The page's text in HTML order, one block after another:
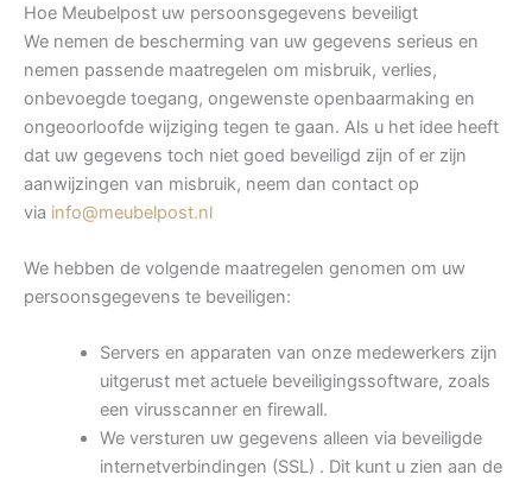
Hoe Meubelpost uw persoonsgegevens beveiligt
We nemen de bescherming van uw gegevens serieus en
nemen passende maatregelen om misbruik, verlies,
onbevoegde toegang, ongewenste openbaarmaking en
ongeoorloofde wijziging tegen te gaan. Als u het idee heeft
dat uw gegevens toch niet goed beveiligd zijn of er zijn
aanwijzingen van misbruik, neem dan contact op
via info@meubelpost.nl
We hebben de volgende maatregelen genomen om uw
persoonsgegevens te beveiligen:
Servers en apparaten van onze medewerkers zijn
uitgerust met actuele beveiligingssoftware, zoals
een virusscanner en firewall.
We versturen uw gegevens alleen via beveiligde
internetverbindingen (SSL) . Dit kunt u zien aan de